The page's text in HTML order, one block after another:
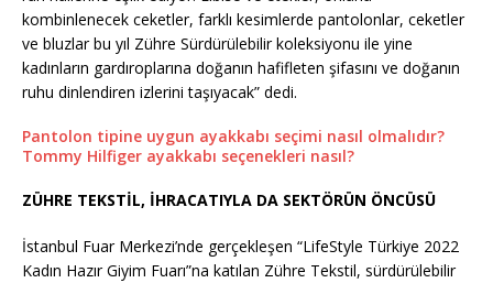
kombinlenecek ceketler, farklı kesimlerde pantolonlar, ceketler
ve bluzlar bu yıl Zühre Sürdürülebilir koleksiyonu ile yine
kadınların gardıroplarına doğanın hafifleten şifasını ve doğanın
ruhu dinlendiren izlerini taşıyacak” dedi.
Pantolon tipine uygun ayakkabı seçimi nasıl olmalıdır?
Tommy Hilfiger ayakkabı seçenekleri nasıl?
ZÜHRE TEKSTİL, İHRACATIYLA DA SEKTÖRÜN ÖNCÜSÜ
İstanbul Fuar Merkezi’nde gerçekleşen “LifeStyle Türkiye 2022
Kadın Hazır Giyim Fuarı”na katılan Zühre Tekstil, sürdürülebilir